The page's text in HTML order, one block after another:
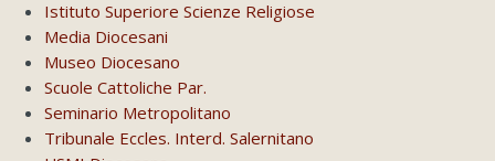
Istituto Superiore Scienze Religiose
Media Diocesani
Museo Diocesano
Scuole Cattoliche Par.
Seminario Metropolitano
Tribunale Eccles. Interd. Salernitano